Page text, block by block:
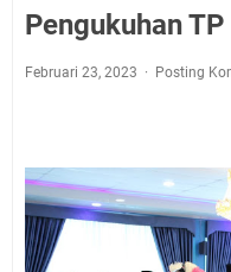
Pengukuhan
Februari 23, 2023 Posting